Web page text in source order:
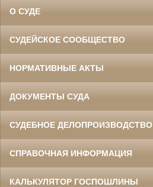
О СУДЕ
СУДЕЙСКОЕ СООБЩЕСТВО
НОРМАТИВНЫЕ АКТЫ
ДОКУМЕНТЫ СУДА
СУДЕБНОЕ ДЕЛОПРОИЗВОДСТВО
СПРАВОЧНАЯ ИНФОРМАЦИЯ
КАЛЬКУЛЯТОР ГОСПОШЛИНЫ